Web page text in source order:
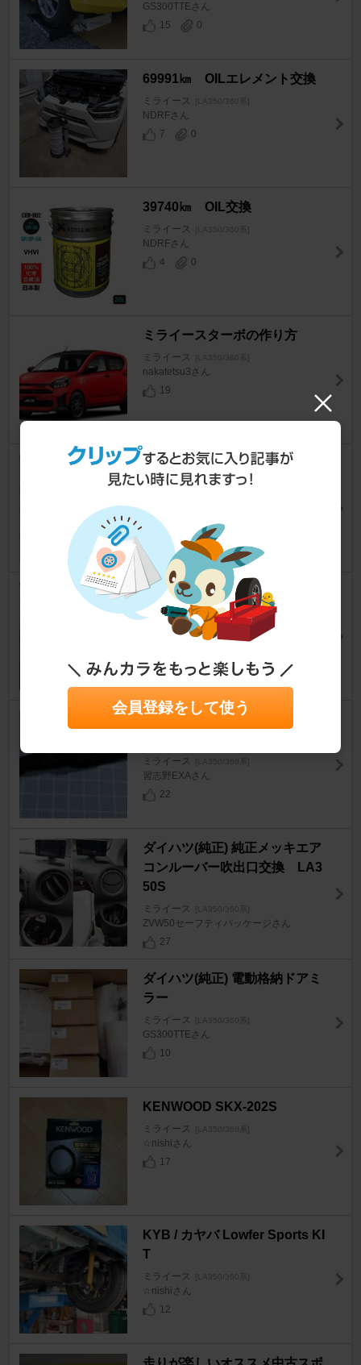
GS300TTEさん
15
0
69991㎞ OILエレメント交換
ミライース [LA350/360系]
NDRFさん
7
0
39740㎞ OIL交換
ミライース [LA350/360系]
NDRFさん
4
0
ミライースターボの作り方
ミライース [LA350/360系]
nakatetsu3さん
19
重低音計画作業継続
ミライース [LA350/360系]
8
嫌～～な予感が的中
ミライース [LA350/360系]
GS300TTEさん
LA350S アイドリングストップ
ミライース [LA350/360系]
習志野EXAさん
22
ダイハツ(純正) 純正メッキエア
コンルーバー吹出口交換 LA3
50S
ミライース [LA350/360系]
ZVW50セーフティパッケージさん
27
ダイハツ(純正) 電動格納ドアミ
ラー
ミライース [LA350/360系]
GS300TTEさん
10
KENWOOD SKX-202S
ミライース [LA350/360系]
☆nishiさん
17
KYB / カヤバ Lowfer Sports KI
T
ミライース [LA350/360系]
☆nishiさん
12
会員登録をして使う